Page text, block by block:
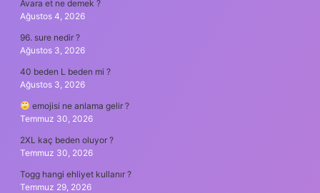
Avara et ne demek ?
Ağustos 4, 2026
96. sure nedir ?
Ağustos 3, 2026
40 beden L beden mi ?
Ağustos 3, 2026
emojisi ne anlama gelir ?
Temmuz 30, 2026
2XL kaç beden oluyor ?
Temmuz 30, 2026
Togg hangi ehliyet kullanır ?
Temmuz 29, 2026